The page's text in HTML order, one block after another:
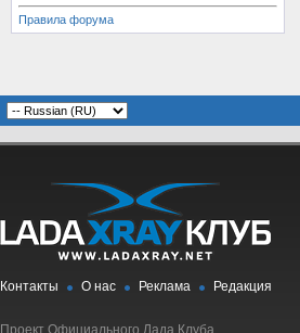
Правила форума
Контакты О нас Реклама Редакция
Проект Официального Лада Клуба